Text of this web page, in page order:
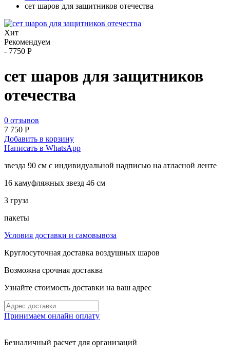
сет шаров для защитников отечества
Хит
Рекомендуем
- 7750 Р
сет шаров для защитников
отечества
0 отзывов
7 750 Р
Добавить в корзину
Написать в WhatsApp
звезда 90 см с индивидуальной надписью на атласной ленте
16 камуфляжных звезд 46 см
3 груза
пакеты
Условия доставки и самовывоза
Круглосуточная доставка воздушных шаров
Возможна срочная достаква
Узнайте стоимость доставки на ваш адрес
Принимаем онлайн оплату
Безналичный расчет для организаций